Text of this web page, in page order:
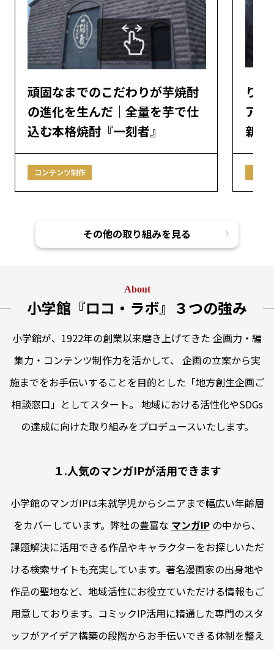
頑固なまでのこだわりが芋焼酎
の進化を生んだ｜全量を芋で仕
込む本格焼酎『一刻者』
コンテンツ制作
り
ア
新し
その他の取り組みを見る
About
小学館『ロコ・ラボ』３つの強み
小学館が、1922年の創業以来磨き上げてきた 企画力・編
集力・コンテンツ制作力を活かして、 企画の立案から実
施までをお手伝いすることを目的とした「地方創生企画ご
相談窓口」としてスタート。 地域における活性化やSDGs
の達成に向けた取り組みをプロデュースいたします。
１.人気のマンガIPが活用できます
小学館のマンガIPは未就学児からシニアまで幅広い年齢層
をカバーしています。弊社の豊富な マンガIPの中から、
課題解決に活用できる作品やキャラクターをお探しいただ
ける検索サイトも充実しています。著名漫画家の出身地や
作品の聖地など、地域活性にお役立ていただける情報もご
用意しております。コミックIP活用に精通した専門のスタ
ッフがアイデア構築の段階からお手伝いできる体制を整え